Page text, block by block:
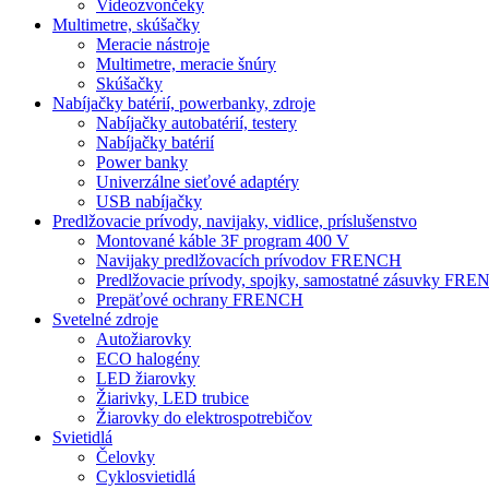
Videozvončeky
Multimetre, skúšačky
Meracie nástroje
Multimetre, meracie šnúry
Skúšačky
Nabíjačky batérií, powerbanky, zdroje
Nabíjačky autobatérií, testery
Nabíjačky batérií
Power banky
Univerzálne sieťové adaptéry
USB nabíjačky
Predlžovacie prívody, navijaky, vidlice, príslušenstvo
Montované káble 3F program 400 V
Navijaky predlžovacích prívodov FRENCH
Predlžovacie prívody, spojky, samostatné zásuvky
Prepäťové ochrany FRENCH
Svetelné zdroje
Autožiarovky
ECO halogény
LED žiarovky
Žiarivky, LED trubice
Žiarovky do elektrospotrebičov
Svietidlá
Čelovky
Cyklosvietidlá